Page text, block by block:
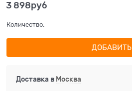
3 898руб
Количество:
ДОБАВИТЬ
Доставка в Москва